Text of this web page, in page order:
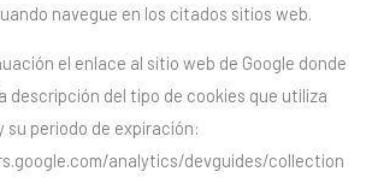
navegue en los citados sitios web.
el enlace al sitio web de Google donde
descripción del tipo de cookies que utiliza
su periodo de expiración:
analytics/devguides/collection